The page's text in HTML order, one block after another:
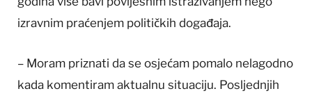
izravnim praćenjem političkih događaja.
– Moram priznati da se osjećam pomalo nelagodno
kada komentiram aktualnu situaciju. Posljednjih